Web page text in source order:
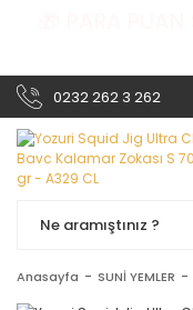
0232 262 3 262
Anasayfa SUNİ YEMLER